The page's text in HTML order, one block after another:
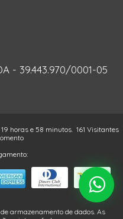
- 39.443.970/0001-05
horas e 58 minutos. 161 Visitantes
armazenamento de dados. As